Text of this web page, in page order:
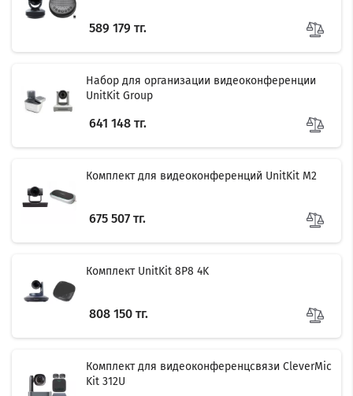
589 179 тг.
Набор для организации видеоконференции
UnitKit Group
641 148 тг.
Комплект для видеоконференций UnitKit M2
675 507 тг.
Комплект UnitKit 8P8 4K
808 150 тг.
Комплект для видеоконференцсвязи CleverMic
Kit 312U